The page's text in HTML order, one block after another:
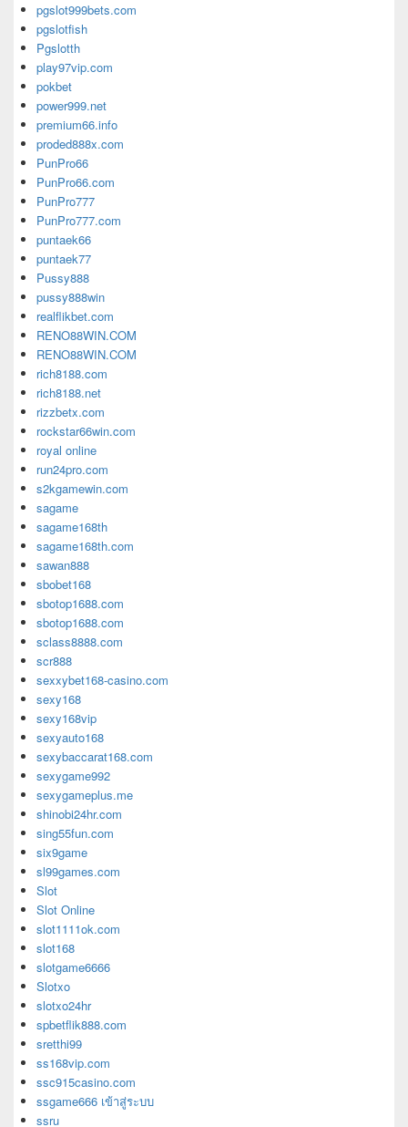
pgslot999bets.com
pgslotfish
Pgslotth
play97vip.com
pokbet
power999.net
premium66.info
proded888x.com
PunPro66
PunPro66.com
PunPro777
PunPro777.com
puntaek66
puntaek77
Pussy888
pussy888win
realflikbet.com
RENO88WIN.COM
RENO88WIN.COM
rich8188.com
rich8188.net
rizzbetx.com
rockstar66win.com
royal online
run24pro.com
s2kgamewin.com
sagame
sagame168th
sagame168th.com
sawan888
sbobet168
sbotop1688.com
sbotop1688.com
sclass8888.com
scr888
sexxybet168-casino.com
sexy168
sexy168vip
sexyauto168
sexybaccarat168.com
sexygame992
sexygameplus.me
shinobi24hr.com
sing55fun.com
six9game
sl99games.com
Slot
Slot Online
slot1111ok.com
slot168
slotgame6666
Slotxo
slotxo24hr
spbetflik888.com
sretthi99
ss168vip.com
ssc915casino.com
ssgame666 เข้าสู่ระบบ
ssru